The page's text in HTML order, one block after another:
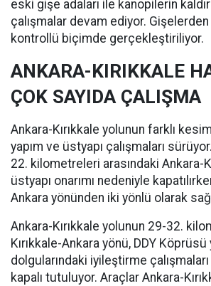
eski gişe adaları ile kanopilerin
çalışmalar devam ediyor. Gişelerden
kontrollü biçimde gerçekleştiriliyor.
ANKARA-KIRIKKALE
ÇOK SAYIDA ÇALIŞMA
Ankara-Kırıkkale yolunun farklı
yapım ve üstyapı çalışmaları
22. kilometreleri arasındaki Ankara-
üstyapı onarımı nedeniyle
Ankara yönünden iki yönlü olarak
Ankara-Kırıkkale yolunun 29-32.
Kırıkkale-Ankara yönü, DDY Köprüsü
dolgularındaki iyileştirme
kapalı tutuluyor. Araçlar Ankara-